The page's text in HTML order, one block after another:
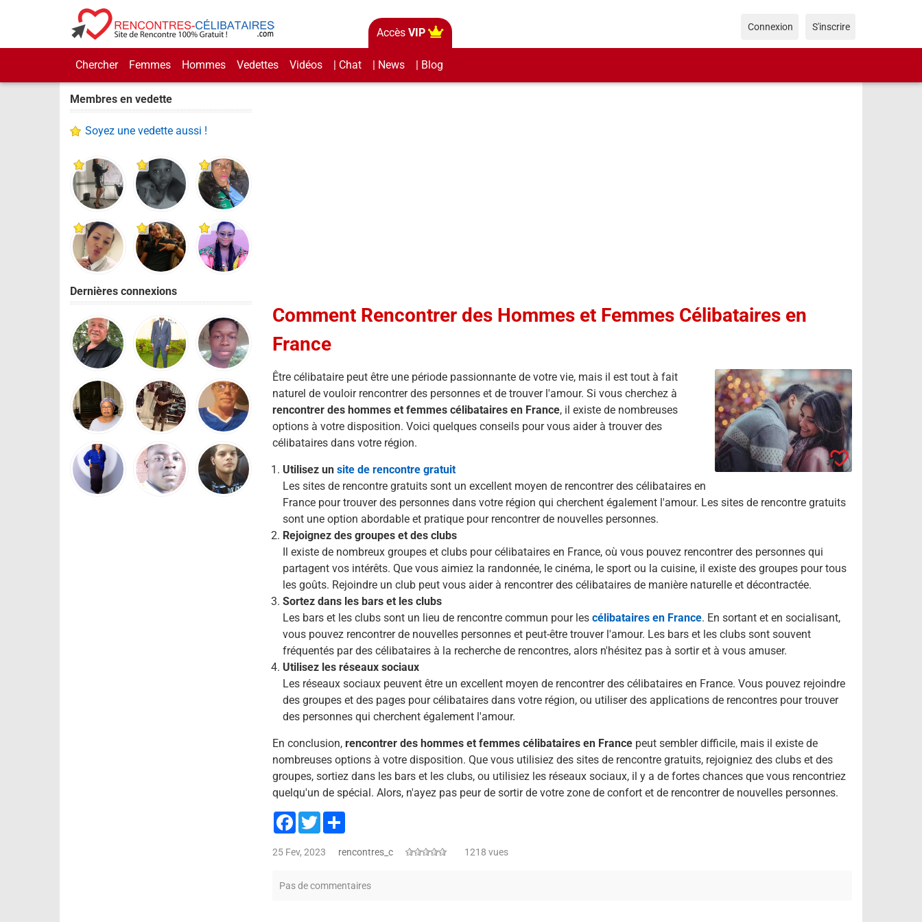
Accès VIP
Chercher Femmes Hommes Vedettes Vidéos | Chat | News | Blog
Connexion S'inscrire
Membres en vedette
Soyez une vedette aussi !
Dernières connexions
Comment Rencontrer des Hommes et Femmes Célibataires en
France
Être célibataire peut être une période passionnante de votre vie, mais il est tout à fait
naturel de vouloir rencontrer des personnes et de trouver l'amour. Si vous cherchez à
rencontrer des hommes et femmes célibataires en France, il existe de nombreuses
options à votre disposition. Voici quelques conseils pour vous aider à trouver des
célibataires dans votre région.
Utilisez un site de rencontre gratuit
Les sites de rencontre gratuits sont un excellent moyen de rencontrer des célibataires en
France pour trouver des personnes dans votre région qui cherchent également l'amour. Les sites de rencontre gratuits
sont une option abordable et pratique pour rencontrer de nouvelles personnes.
Rejoignez des groupes et des clubs
Il existe de nombreux groupes et clubs pour célibataires en France, où vous pouvez rencontrer des personnes qui
partagent vos intérêts. Que vous aimiez la randonnée, le cinéma, le sport ou la cuisine, il existe des groupes pour tous
les goûts. Rejoindre un club peut vous aider à rencontrer des célibataires de manière naturelle et décontractée.
Sortez dans les bars et les clubs
Les bars et les clubs sont un lieu de rencontre commun pour les célibataires en France. En sortant et en socialisant,
vous pouvez rencontrer de nouvelles personnes et peut-être trouver l'amour. Les bars et les clubs sont souvent
fréquentés par des célibataires à la recherche de rencontres, alors n'hésitez pas à sortir et à vous amuser.
Utilisez les réseaux sociaux
Les réseaux sociaux peuvent être un excellent moyen de rencontrer des célibataires en France. Vous pouvez rejoindre
des groupes et des pages pour célibataires dans votre région, ou utiliser des applications de rencontres pour trouver
des personnes qui cherchent également l'amour.
En conclusion, rencontrer des hommes et femmes célibataires en France peut sembler difficile, mais il existe de
nombreuses options à votre disposition. Que vous utilisiez des sites de rencontre gratuits, rejoigniez des clubs et des
groupes, sortiez dans les bars et les clubs, ou utilisiez les réseaux sociaux, il y a de fortes chances que vous rencontriez
quelqu'un de spécial. Alors, n'ayez pas peur de sortir de votre zone de confort et de rencontrer de nouvelles personnes.
FacebookTwitter
25 Fev, 2023 rencontres_c 1218 vues
Pas de commentaires